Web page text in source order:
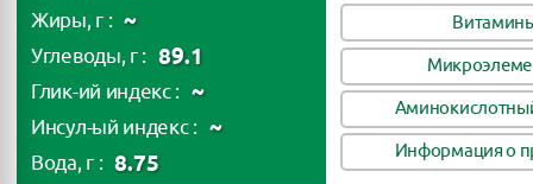
Жиры, г : ~
Углеводы, г : 89.1
Глик-ий индекс : ~
Инсул-ый индекс : ~
Вода, г : 8.75
Информация о